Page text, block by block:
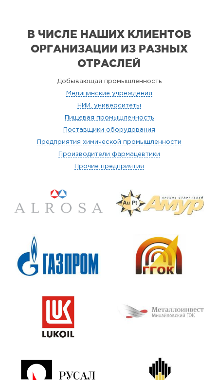
В ЧИСЛЕ НАШИХ КЛИЕНТОВ
ОРГАНИЗАЦИИ ИЗ РАЗНЫХ
ОТРАСЛЕЙ
Добывающая промышленность
Медицинские учреждения
НИИ, университеты
Пищевая промышленность
Поставщики оборудования
Предприятия химической промышленности
Производители фармацевтики
Прочие предприятия